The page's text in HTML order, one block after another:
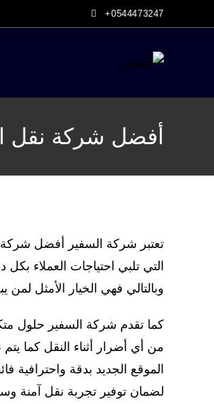
to
+0544473247
أفضل شركة نقل
تعتبر شركة السفير أفضل شركة
التي تلبي احتياجات
وبالتالي فهي الخيار الأمثل
كما تقدم شركة السفير حلول
من أي أضرار أثناء النقل كما
الموقع الجديد بدقة
لضمان توفير تجربة نقل آمنة